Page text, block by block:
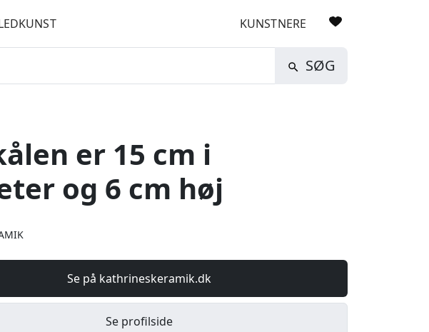
KUNSTNERE
SØG
er 15 cm i
og 6 cm høj
Se på kathrineskeramik.dk
Se profilside